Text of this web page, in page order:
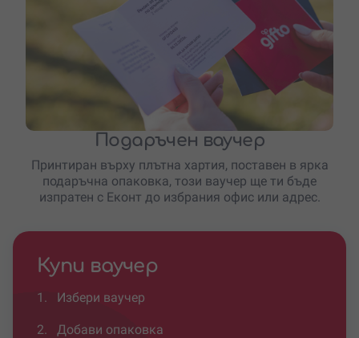
Подаръчен ваучер
Принтиран върху плътна хартия, поставен в ярка
подаръчна опаковка, този ваучер ще ти бъде
изпратен с Еконт до избрания офис или адрес.
Купи ваучер
1. Избери ваучер
2. Добави опаковка